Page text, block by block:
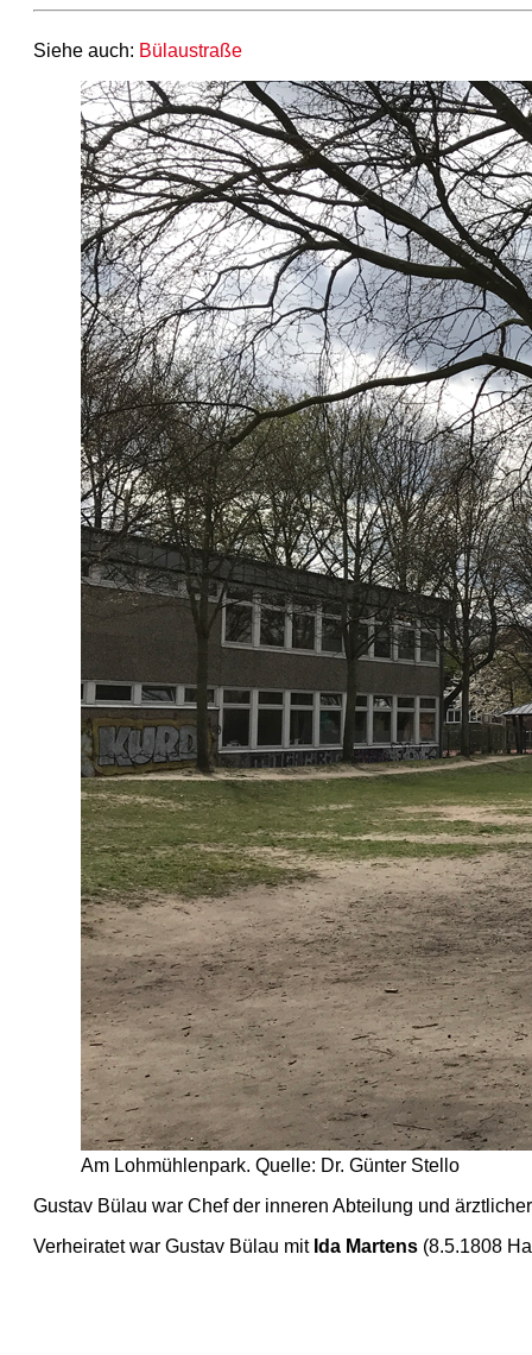
Siehe auch: Bülaustraße
Am Lohmühlenpark. Quelle: Dr. Günter Stello
Gustav Bülau war Chef der inneren Abteilung und
Verheiratet war Gustav Bülau mit Ida Martens (8.5.1808